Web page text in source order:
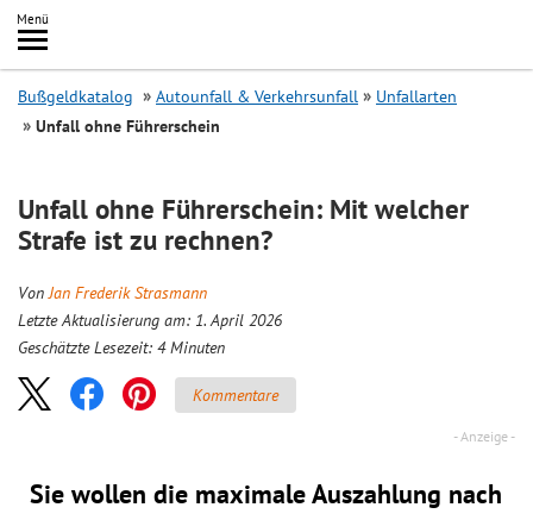
Inhalt
springen
Menü
Search
Bußgeldkatalog Autounfall & Verkehrsunfall
Unfallarten
Unfall ohne Führerschein
Unfall ohne Führerschein: Mit welcher
Strafe ist zu rechnen?
VonJan Frederik Strasmann
Letzte Aktualisierung am: 1. April 2026
Geschätzte Lesezeit: 4 Minuten
Kommentare
Sie wollen die maximale Auszahlung nach